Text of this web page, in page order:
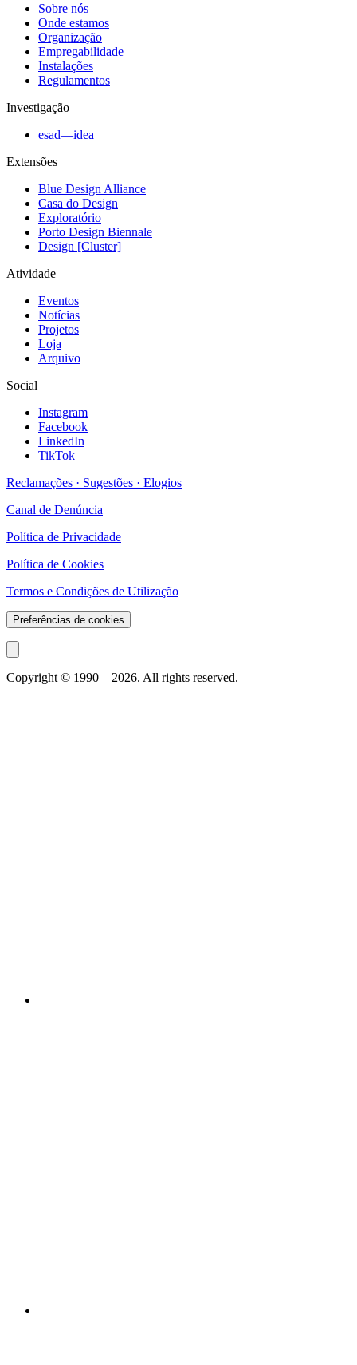
Sobre nós
Onde estamos
Organização
Empregabilidade
Instalações
Regulamentos
Investigação
esad—idea
Extensões
Blue Design Alliance
Casa do Design
Exploratório
Porto Design Biennale
Design [Cluster]
Atividade
Eventos
Notícias
Projetos
Loja
Arquivo
Social
Instagram
Facebook
LinkedIn
TikTok
Reclamações · Sugestões · Elogios
Canal de Denúncia
Política de Privacidade
Política de Cookies
Termos e Condições de Utilização
Preferências de cookies
Copyright © 1990 – 2026. All rights reserved.